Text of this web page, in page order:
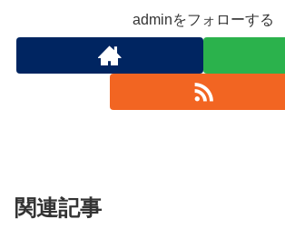
adminをフォローする
関連記事